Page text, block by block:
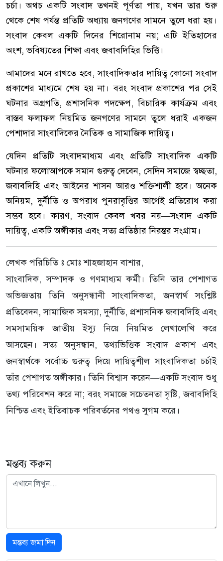
চর্চা। অথচ একটি সংবাদ তখনই পূর্ণতা পায়, যখন তার শুরু
থেকে শেষ পর্যন্ত প্রতিটি অধ্যায় জনগণের সামনে তুলে ধরা হয়।
সংবাদ কেবল একটি দিনের শিরোনাম নয়; এটি ইতিহাসের
অংশ, ভবিষ্যতের শিক্ষা এবং জবাবদিহির ভিত্তি।
আমাদের মনে রাখতে হবে, সাংবাদিকতার দায়িত্ব কোনো সংবাদ
প্রকাশের মাধ্যমে শেষ হয় না। বরং সংবাদ প্রকাশের পর সেই
ঘটনার অগ্রগতি, প্রশাসনিক পদক্ষেপ, বিচারিক কার্যক্রম এবং
বাস্তব ফলাফল নিয়মিত জনগণের সামনে তুলে ধরাই একজন
পেশাদার সাংবাদিকের নৈতিক ও সামাজিক দায়িত্ব।
যেদিন প্রতিটি সংবাদমাধ্যম এবং প্রতিটি সাংবাদিক একটি
ঘটনার ফলোআপকে সমান গুরুত্ব দেবেন, সেদিন সমাজে স্বচ্ছতা,
জবাবদিহি এবং আইনের শাসন আরও শক্তিশালী হবে। অনেক
অনিয়ম, দুর্নীতি ও অপরাধ পুনরাবৃত্তির আগেই প্রতিরোধ করা
সম্ভব হবে। কারণ, সংবাদ কেবল খবর নয়—সংবাদ একটি
দায়িত্ব, একটি অঙ্গীকার এবং সত্য প্রতিষ্ঠার নিরন্তর সংগ্রাম।
লেখক পরিচিতি ঃ মোঃ শাহজাহান বাশার,
সাংবাদিক, সম্পাদক ও গণমাধ্যম কর্মী। তিনি তার পেশাগত
অভিজ্ঞতায় তিনি অনুসন্ধানী সাংবাদিকতা, জনস্বার্থ সংশ্লিষ্ট
প্রতিবেদন, সামাজিক সমস্যা, দুর্নীতি, প্রশাসনিক জবাবদিহি এবং
সমসাময়িক জাতীয় ইস্যু নিয়ে নিয়মিত লেখালেখি করে
আসছেন। সত্য অনুসন্ধান, তথ্যভিত্তিক সংবাদ প্রকাশ এবং
জনস্বার্থকে সর্বোচ্চ গুরুত্ব দিয়ে দায়িত্বশীল সাংবাদিকতা চর্চাই
তাঁর পেশাগত অঙ্গীকার। তিনি বিশ্বাস করেন—একটি সংবাদ শুধু
তথ্য পরিবেশন করে না; বরং সমাজে সচেতনতা সৃষ্টি, জবাবদিহি
নিশ্চিত এবং ইতিবাচক পরিবর্তনের পথও সুগম করে।
মন্তব্য করুন
মন্তব্য জমা দিন